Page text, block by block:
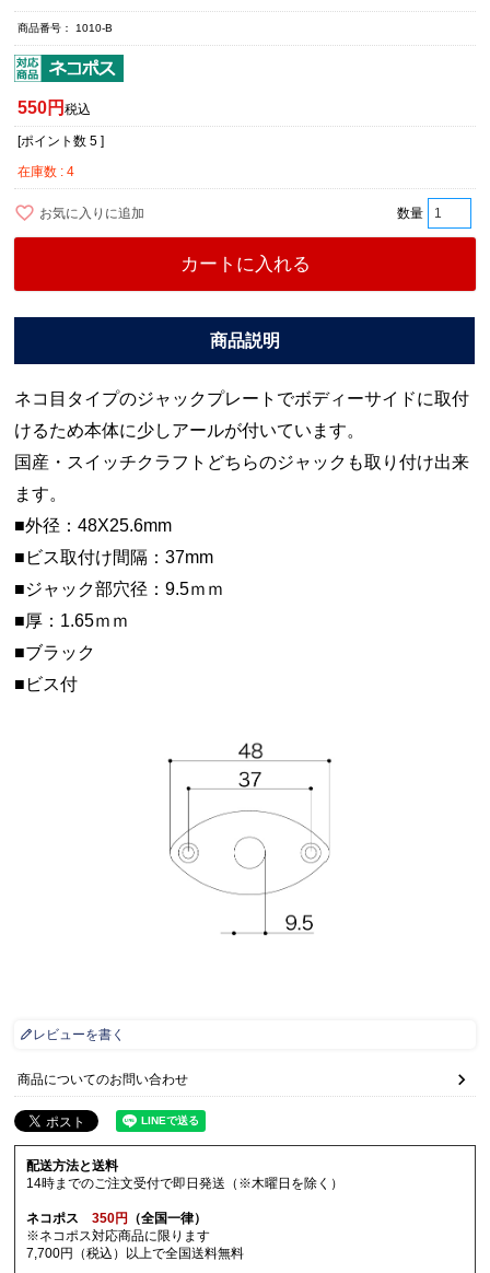
商品番号 1010-B
550 税込
[ポイント数 5 ]
在庫数
4
お気に入りに追加
カートに入れる
ネコ目タイプのジャックプレートでボディーサイドに取付
けるため本体に少しアールが付いています。
国産・スイッチクラフトどちらのジャックも取り付け出来
ます。
■外径：48X25.6mm
■ビス取付け間隔：37mm
■ジャック部穴径：9.5ｍｍ
■厚：1.65ｍｍ
■ブラック
■ビス付
レビューを書く
商品についてのお問い合わせ
配送方法と送料
14時までのご注文受付で即日発送（※木曜日を除く）
ネコポス350円
（全国一律）
※ネコポス対応商品に限ります
7,700円（税込）以上で全国送料無料